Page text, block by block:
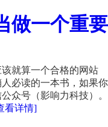
做一个重要
就算一个合格的网站
必读的一本书，如果你
众号（影响力科技）。
看详情]